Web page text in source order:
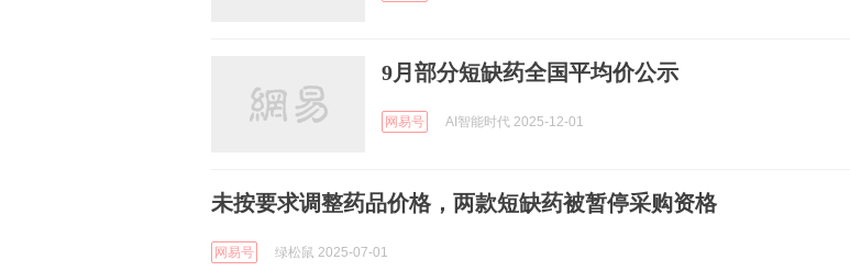
9月部分短缺药全国平均价公示
网易号 AI智能时代 2025-12-01
未按要求调整药品价格，两款短缺药被暂停采购资格
网易号 绿松鼠 2025-07-01